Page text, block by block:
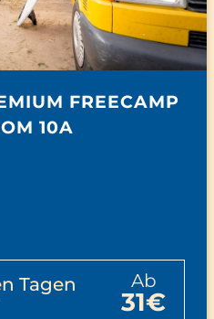
FREECAMP
10A
Tagen
ab
31€